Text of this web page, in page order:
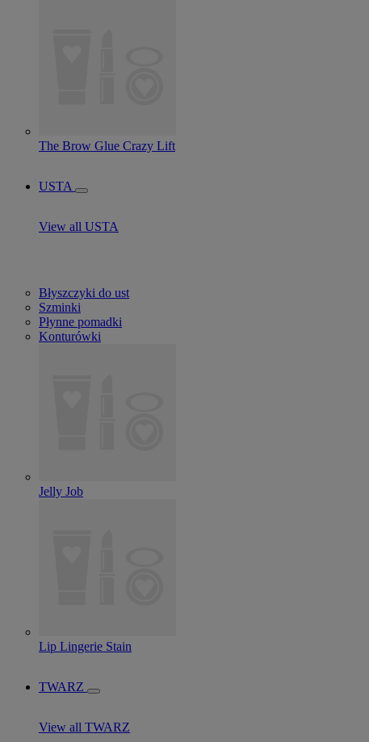
The Brow Glue Crazy Lift
USTA
View all USTA
Błyszczyki do ust
Szminki
Płynne pomadki
Konturówki
Jelly Job
Lip Lingerie Stain
TWARZ
View all TWARZ